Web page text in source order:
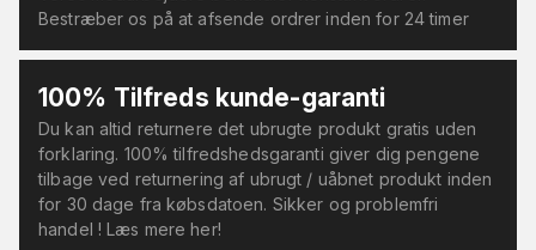
Bestræber os på at afsende ordrer inden for 24 timer
100% Tilfreds kunde-garanti
Du kan altid returnere det ubrugte produkt gratis uden
forklaring. 100% tilfredshedsgaranti giver dig pengene
tilbage ved returnering af ubrugt / uåbnet produkt inden
for 30 dage fra købsdatoen. Sikker og problemfri
handel ! Læs mere her!